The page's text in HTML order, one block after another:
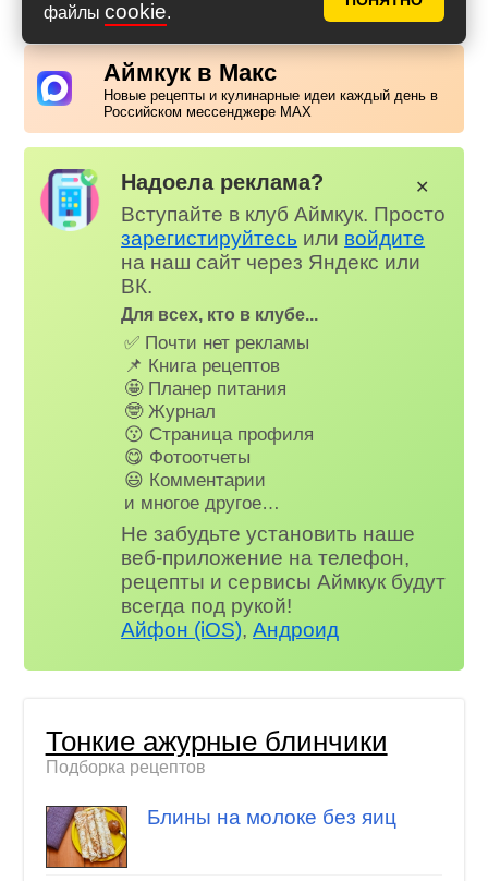
файлы cookie.
Аймкук в Макс
Новые рецепты и кулинарные идеи каждый день в
Российском мессенджере MAX
Надоела реклама?
Вступайте в клуб Аймкук. Просто
зарегистируйтесь или войдите
на наш сайт через Яндекс или
ВК.
Для всех, кто в клубе...
✅ Почти нет рекламы
📌 Книга рецептов
🤩 Планер питания
🤓 Журнал
😗 Страница профиля
😋 Фотоотчеты
😃 Комментарии
и многое другое…
Не забудьте установить наше
веб-приложение на телефон,
рецепты и сервисы Аймкук будут
всегда под рукой!
Айфон (iOS),Андроид
✕
Тонкие ажурные блинчики
Подборка рецептов
Блины на молоке без яиц